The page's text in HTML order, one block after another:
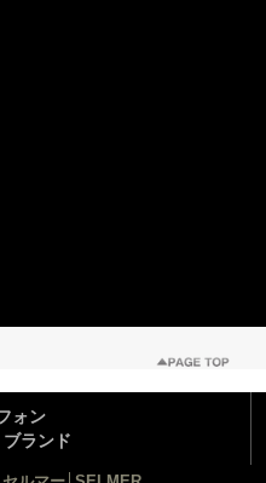
ォン
ランド